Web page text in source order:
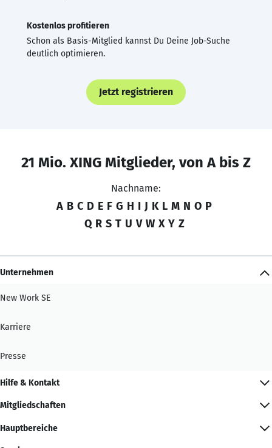
Kostenlos profitieren
Schon als Basis-Mitglied kannst Du Deine Job-Suche
deutlich optimieren.
Jetzt registrieren
21 Mio. XING Mitglieder, von A bis Z
Nachname:
A B C D E F G H I J K L M N O P
Q R S T U V W X Y Z
Unternehmen
New Work SE
Karriere
Presse
Hilfe & Kontakt
Mitgliedschaften
Hauptbereiche